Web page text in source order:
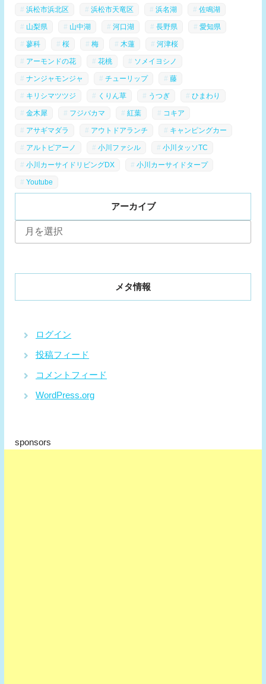
浜松市浜北区 浜松市天竜区 浜名湖 佐鳴湖
山梨県 山中湖 河口湖 長野県 愛知県
蓼科 桜 梅 木蓮 河津桜
アーモンドの花 花桃 ソメイヨシノ
ナンジャモンジャ チューリップ 藤
キリシマツツジ くりん草 うつぎ ひまわり
金木犀 フジバカマ 紅葉 コキア
アサギマダラ アウトドアランチ キャンピングカー
アルトピアーノ 小川ファシル 小川タッソTC
小川カーサイドリビングDX 小川カーサイドタープ
Youtube
アーカイブ
ー
メタ情報
ログイン
投稿フィード
コメントフィード
WordPress.org
sponsors